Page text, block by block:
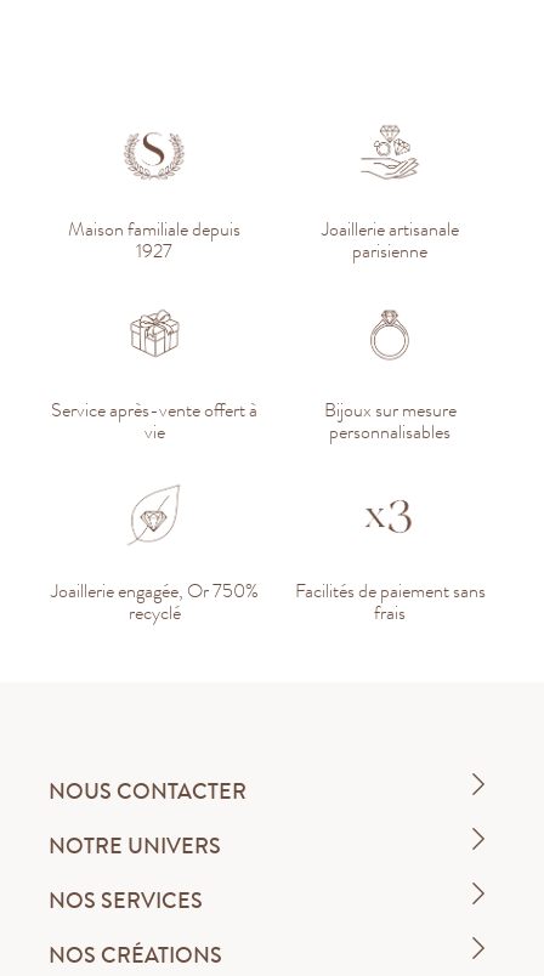
Maison familiale depuis
1927
Joaillerie artisanale
parisienne
Service après-vente offert à
vie
Bijoux sur mesure
personnalisables
Joaillerie engagée, Or 750%
recyclé
Facilités de paiement sans
frais
NOUS CONTACTER
NOTRE UNIVERS
NOS SERVICES
NOS CRÉATIONS